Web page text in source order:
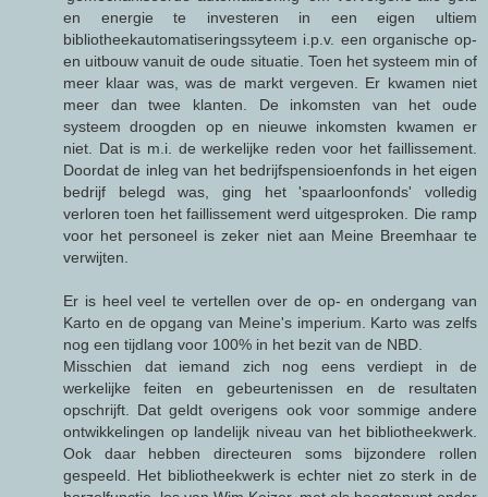
en energie te investeren in een eigen ultiem
bibliotheekautomatiseringssyteem i.p.v. een organische op-
en uitbouw vanuit de oude situatie. Toen het systeem min of
meer klaar was, was de markt vergeven. Er kwamen niet
meer dan twee klanten. De inkomsten van het oude
systeem droogden op en nieuwe inkomsten kwamen er
niet. Dat is m.i. de werkelijke reden voor het faillissement.
Doordat de inleg van het bedrijfspensioenfonds in het eigen
bedrijf belegd was, ging het 'spaarloonfonds' volledig
verloren toen het faillissement werd uitgesproken. Die ramp
voor het personeel is zeker niet aan Meine Breemhaar te
verwijten.
Er is heel veel te vertellen over de op- en ondergang van
Karto en de opgang van Meine's imperium. Karto was zelfs
nog een tijdlang voor 100% in het bezit van de NBD.
Misschien dat iemand zich nog eens verdiept in de
werkelijke feiten en gebeurtenissen en de resultaten
opschrijft. Dat geldt overigens ook voor sommige andere
ontwikkelingen op landelijk niveau van het bibliotheekwerk.
Ook daar hebben directeuren soms bijzondere rollen
gespeeld. Het bibliotheekwerk is echter niet zo sterk in de